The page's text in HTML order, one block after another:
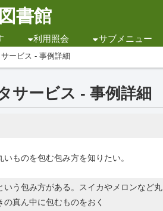
書館
利用照会 サブメニュー
ービス - 事例詳細
サービス - 事例詳細
いものを包む包み方を知りたい。
いう包み方がある。スイカやメロンなど
の真ん中に包むものをおく